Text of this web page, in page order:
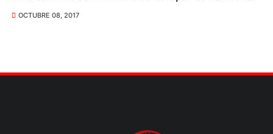
OCTUBRE 08, 2017